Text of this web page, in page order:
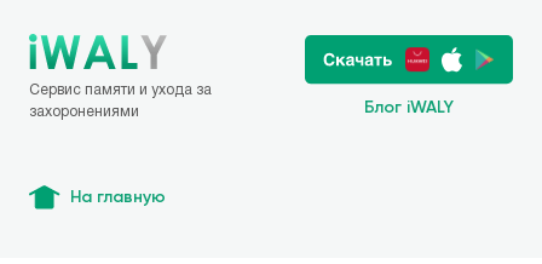
Сервис памяти и ухода за
захоронениями
Блог iWALY
На главную